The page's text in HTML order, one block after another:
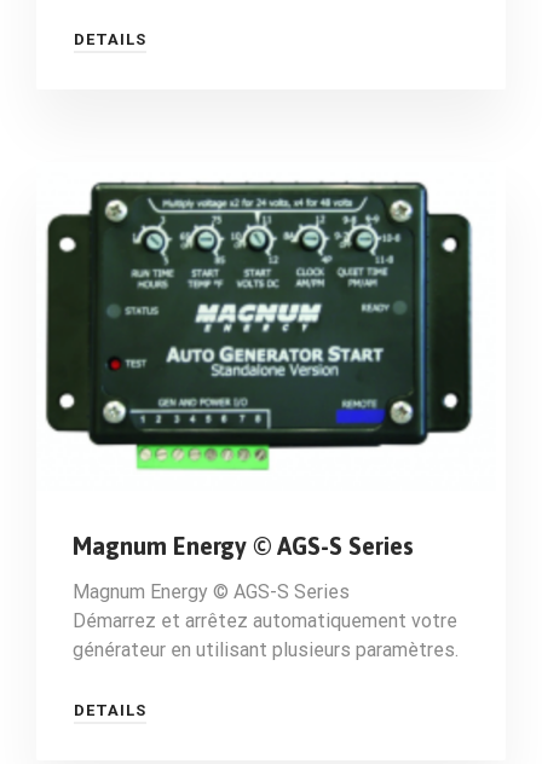
DETAILS
Magnum Energy © AGS-S Series
Magnum Energy © AGS-S Series
Démarrez et arrêtez automatiquement votre
générateur en utilisant plusieurs paramètres.
DETAILS